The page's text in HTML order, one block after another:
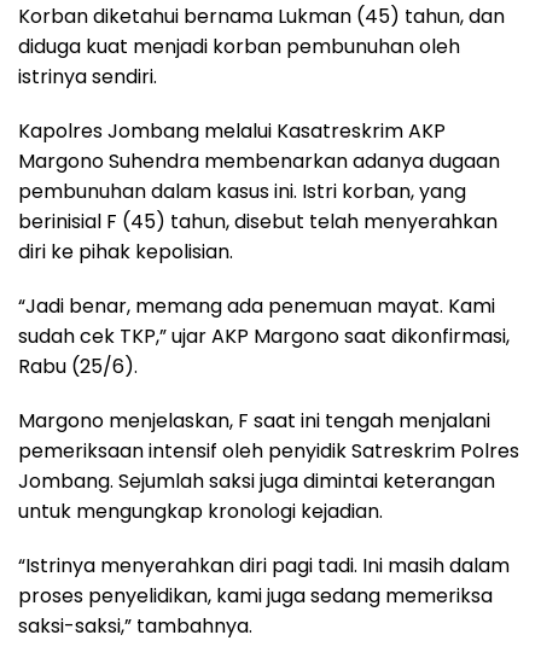
Korban diketahui bernama Lukman (45) tahun, dan
diduga kuat menjadi korban pembunuhan oleh
istrinya sendiri.
Kapolres Jombang melalui Kasatreskrim AKP
Margono Suhendra membenarkan adanya dugaan
pembunuhan dalam kasus ini. Istri korban, yang
berinisial F (45) tahun, disebut telah menyerahkan
diri ke pihak kepolisian.
“Jadi benar, memang ada penemuan mayat. Kami
sudah cek TKP,” ujar AKP Margono saat dikonfirmasi,
Rabu (25/6).
Margono menjelaskan, F saat ini tengah menjalani
pemeriksaan intensif oleh penyidik Satreskrim Polres
Jombang. Sejumlah saksi juga dimintai keterangan
untuk mengungkap kronologi kejadian.
“Istrinya menyerahkan diri pagi tadi. Ini masih dalam
proses penyelidikan, kami juga sedang memeriksa
saksi-saksi,” tambahnya.